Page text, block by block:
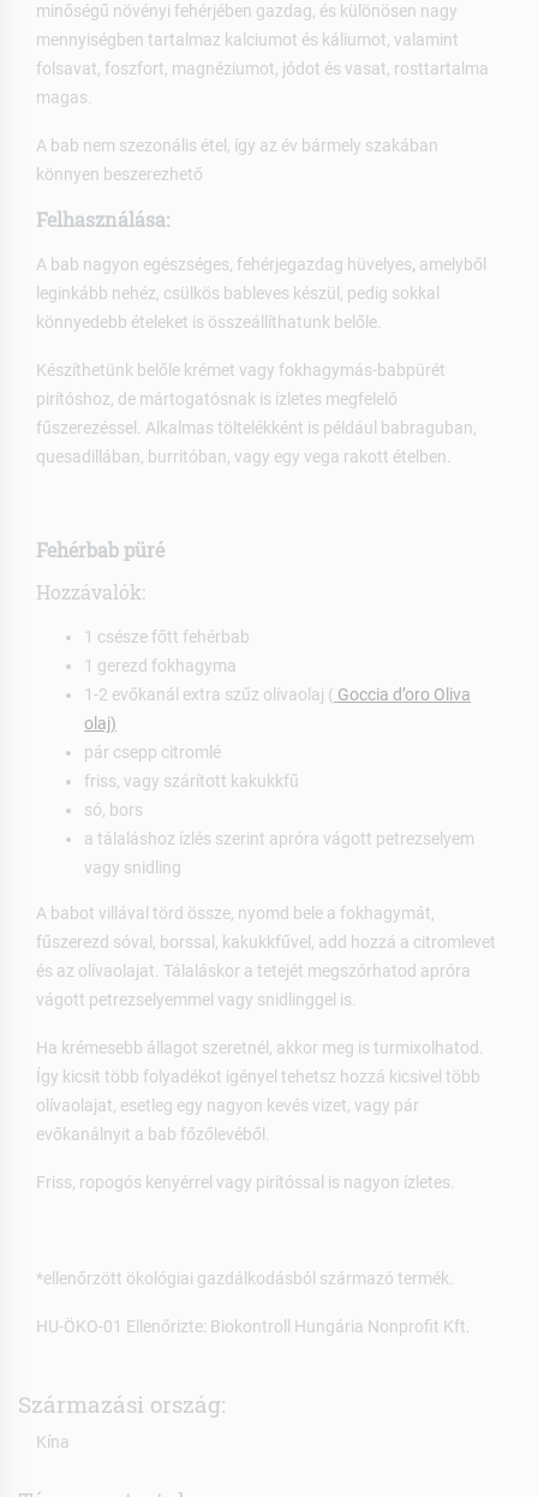
minőségű növényi fehérjében gazdag, és különösen nagy
mennyiségben tartalmaz kalciumot és káliumot, valamint
folsavat, foszfort, magnéziumot, jódot és vasat, rosttartalma
magas.
A bab nem szezonális étel, így az év bármely szakában
könnyen beszerezhető
Felhasználása:
A bab nagyon egészséges, fehérjegazdag hüvelyes, amelyből
leginkább nehéz, csülkös bableves készül, pedig sokkal
könnyedebb ételeket is összeállíthatunk belőle.
Készíthetünk belőle krémet vagy fokhagymás-babpürét
pirítóshoz, de mártogatósnak is ízletes megfelelő
fűszerezéssel. Alkalmas töltelékként is például babraguban,
quesadillában, burritóban, vagy egy vega rakott ételben.
Fehérbab püré
Hozzávalók:
1 csésze főtt fehérbab
1 gerezd fokhagyma
1-2 evőkanál extra szűz olívaolaj ( Goccia d’oro Oliva
olaj)
pár csepp citromlé
friss, vagy szárított kakukkfű
só, bors
a tálaláshoz ízlés szerint apróra vágott petrezselyem
vagy snidling
A babot villával törd össze, nyomd bele a fokhagymát,
fűszerezd sóval, borssal, kakukkfűvel, add hozzá a citromlevet
és az olívaolajat. Tálaláskor a tetejét megszórhatod apróra
vágott petrezselyemmel vagy snidlinggel is.
Ha krémesebb állagot szeretnél, akkor meg is turmixolhatod.
Így kicsit több folyadékot igényel tehetsz hozzá kicsivel több
olívaolajat, esetleg egy nagyon kevés vizet, vagy pár
evőkanálnyit a bab főzőlevéből.
Friss, ropogós kenyérrel vagy pirítóssal is nagyon ízletes.
*ellenőrzött ökológiai gazdálkodásból származó termék.
HU-ÖKO-01 Ellenőrizte: Biokontroll Hungária Nonprofit Kft.
Származási ország:
Kína